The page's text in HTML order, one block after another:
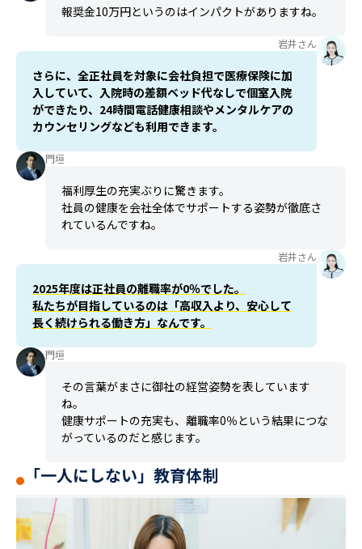
報奨金10万円というのはインパクトがありますね。
岩井さん
さらに、全正社員を対象に会社負担で医療保険に加
入していて、入院時の差額ベッド代なしで個室入院
ができたり、24時間電話健康相談やメンタルケアの
カウンセリングなども利用できます。
門垣
福利厚生の充実ぶりに驚きます。
社員の健康を会社全体でサポートする姿勢が徹底さ
れているんですね。
岩井さん
2025年度は正社員の離職率が0％でした。
私たちが目指しているのは「高収入より、安心して
長く続けられる働き方」なんです。
門垣
その言葉がまさに御社の経営姿勢を表しています
ね。
健康サポートの充実も、離職率0％という結果につな
がっているのだと感じます。
「一人にしない」教育体制